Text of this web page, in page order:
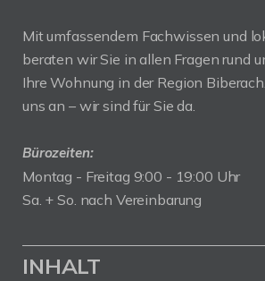
Mit umfassendem Fachwissen und
beraten wir Sie in allen Fragen rund
Ihre Wohnung in der Region
uns an – wir sind für Sie da.
Bürozeiten:
Montag - Freitag 9:00 - 19:00 Uhr
Sa. + So. nach Vereinbarung
INHALT